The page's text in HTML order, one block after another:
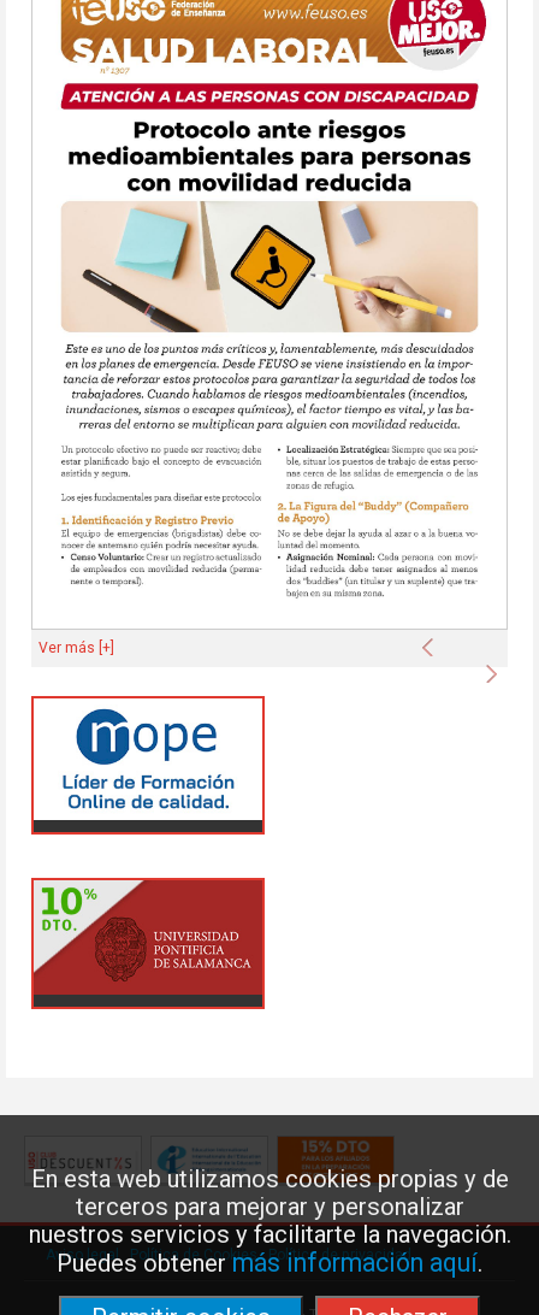
En esta web utilizamos cookies propias y de
terceros para mejorar y personalizar
nuestros servicios y facilitarte la navegación.
Puedes obtenermás información aquí.
Anterior
Ver más [+]
Aviso legal·Política de Cookies·Política de privacidad